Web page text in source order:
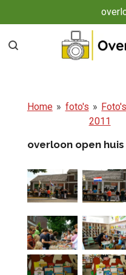
direct
naar
Home » foto's » Foto's
2011
overloon open